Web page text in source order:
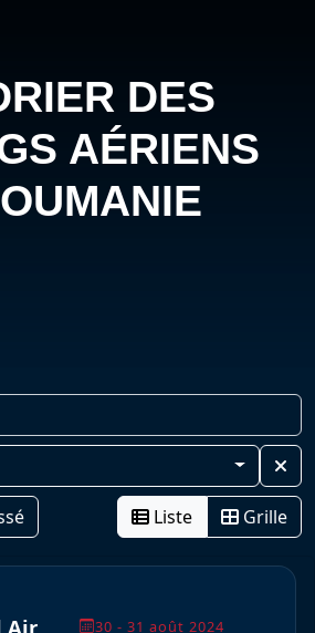
DES
AÉRIENS
Liste Grille
30 - 31 août 2024
Air